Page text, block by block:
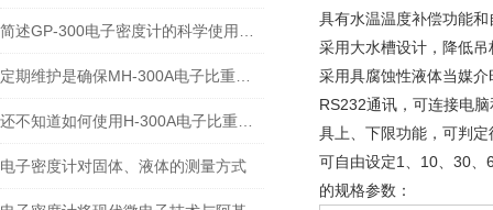
电子密度计对固体、液体的测量方式
具有水温温度补偿功能
采用大水槽设计，降低
采用具腐蚀性液体当媒
RS232通讯，可连接电
具上、下限功能，可判
可自由设定1、10、30、
的规格参数：